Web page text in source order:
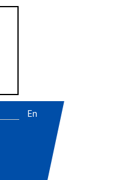
En